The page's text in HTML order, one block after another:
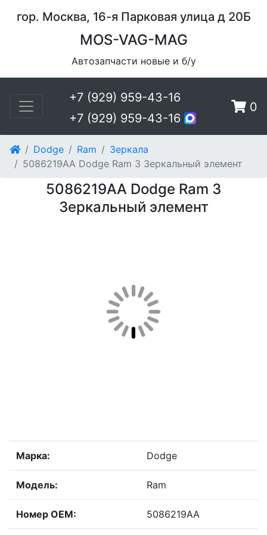
гор. Москва, 16-я Парковая улица д 20Б
MOS-VAG-MAG
Автозапчасти новые и б/у
+7 (929) 959-43-16
+7 (929) 959-43-16
0
Dodge Ram
Зеркала
5086219AA Dodge Ram 3 Зеркальный элемент
5086219AA Dodge Ram 3
Зеркальный элемент
Марка: Dodge
Модель: Ram
Номер OEM: 5086219AA